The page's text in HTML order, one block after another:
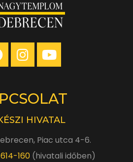
HIVATAL
Piac utca 4-6.
160(hivatali időben)